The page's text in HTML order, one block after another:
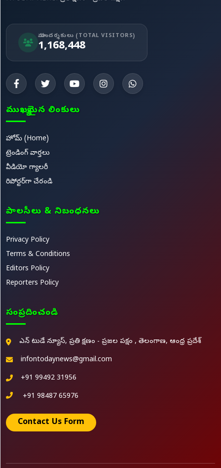
మా సందర్శకులు (TOTAL VISITORS)
1,168,448
ముఖ్యమైన లింకులు
హోమ్ (Home)
ట్రెండింగ్ వార్తలు
వీడియో గ్యాలరీ
రిపోర్టర్‌గా చేరండి
పాలసీలు & నిబంధనలు
Privacy Policy
Terms & Conditions
Editors Policy
Reporters Policy
సంప్రదించండి
ఎన్ టుడే న్యూస్, ప్రతి క్షణం - ప్రజల పక్షం , తెలంగాణ, ఆంధ్ర ప్రదేశ్
infontodaynews@gmail.com
+91 99492 31956
+91 98487 65976
Contact Us Form